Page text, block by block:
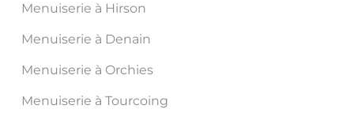
Menuiserie à Hirson
Menuiserie à Denain
Menuiserie à Orchies
Menuiserie à Tourcoing